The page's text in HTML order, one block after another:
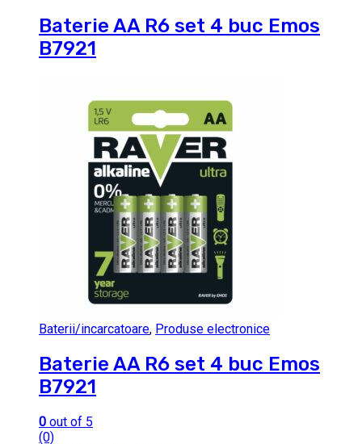
Baterie AA R6 set 4 buc Emos
B7921
Baterii/incarcatoare, Produse electronice
Baterie AA R6 set 4 buc Emos
B7921
0 out of 5
(0)